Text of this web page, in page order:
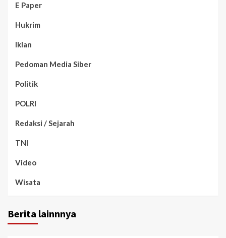
E Paper
Hukrim
Iklan
Pedoman Media Siber
Politik
POLRI
Redaksi / Sejarah
TNI
Video
Wisata
Berita lainnnya